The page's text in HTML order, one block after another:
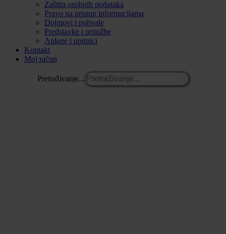
Zaštita osobnih podataka
Pravo na pristup informacijama
Dojmovi i pohvale
Predstavke i pritužbe
Ankete i upitnici
Kontakt
Moj račun
Pretraživanje...